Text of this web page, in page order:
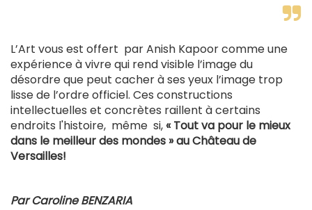
L’Art vous est offert par Anish Kapoor comme une
expérience à vivre qui rend visible l’image du
désordre que peut cacher à ses yeux l’image trop
lisse de l’ordre officiel. Ces constructions
intellectuelles et concrètes raillent à certains
endroits l'histoire, même si,« Tout va pour le mieux
dans le meilleur des mondes » au Château de
Versailles!
Par Caroline BENZARIA